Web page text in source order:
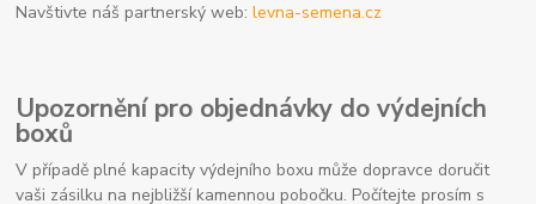
Navštivte náš partnerský web:levna-semena.cz
Upozornění pro objednávky do výdejních
boxů
V případě plné kapacity výdejního boxu může dopravce doručit
vaši zásilku na nejbližší kamennou pobočku. Počítejte prosím s